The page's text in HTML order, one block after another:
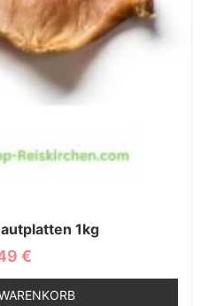
1kg
€